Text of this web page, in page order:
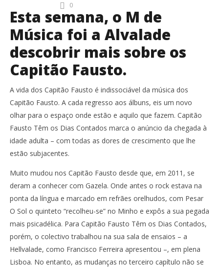
0
NOW VIEWING
Capitão Fausto: “Os discos são um retrato de nós”
2016
Ventura
Esta semana, o M de
Música foi a Alvalade
descobrir mais sobre os
Capitão Fausto.
A vida dos Capitão Fausto é indissociável da música dos
Capitão Fausto. A cada regresso aos álbuns, eis um novo
olhar para o espaço onde estão e aquilo que fazem. Capitão
Fausto Têm os Dias Contados marca o anúncio da chegada à
idade adulta – com todas as dores de crescimento que lhe
estão subjacentes.
Muito mudou nos Capitão Fausto desde que, em 2011, se
deram a conhecer com Gazela. Onde antes o rock estava na
ponta da língua e marcado em refrães orelhudos, com Pesar
O Sol o quinteto “recolheu-se” no Minho e expôs a sua pegada
mais psicadélica. Para Capitão Fausto Têm os Dias Contados,
porém, o colectivo trabalhou na sua sala de ensaios – a
Hellvalade, como Francisco Ferreira apresentou –, em plena
Lisboa. No entanto, as mudanças no terceiro capítulo não se